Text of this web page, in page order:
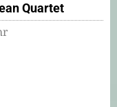
Quartet